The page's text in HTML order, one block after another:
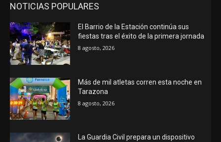
NOTICIAS POPULARES
El Barrio de la Estación continúa sus
fiestas tras el éxito de la primera jornada
8 agosto, 2026
Más de mil atletas corren esta noche en
Tarazona
8 agosto, 2026
La Guardia Civil prepara un dispositivo